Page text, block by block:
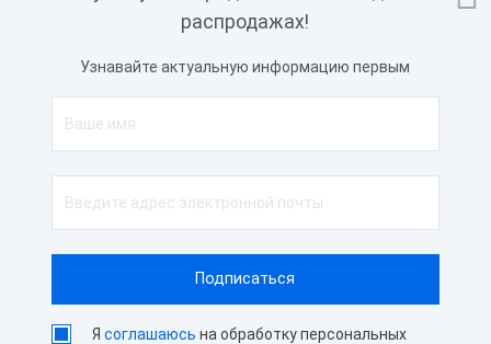
распродажах!
Узнавайте актуальную информацию первым
Ясоглашаюсь на обработку персональных